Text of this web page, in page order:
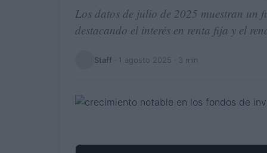
Los datos de julio de 2025 muestran un
destacando el interés en renta fija y el
Staff 1 agosto 2025 · 3 min